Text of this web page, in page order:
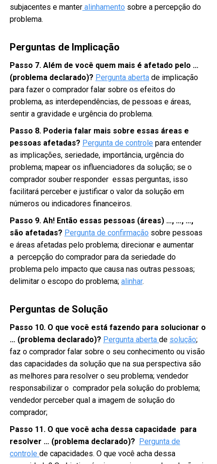
subjacentes e manter alinhamento sobre a percepção do
problema.
Perguntas de Implicação
Passo 7. Além de você quem mais é afetado pelo …
(problema declarado)? Pergunta aberta de implicação
para fazer o comprador falar sobre os efeitos do
problema, as interdependências, de pessoas e áreas,
sentir a gravidade e urgência do problema.
Passo 8. Poderia falar mais sobre essas áreas e
pessoas afetadas? Pergunta de controle para entender
as implicações, seriedade, importância, urgência do
problema; mapear os influenciadores da solução; se o
comprador souber responder essas perguntas, isso
facilitará perceber e justificar o valor da solução em
números ou indicadores financeiros.
Passo 9. Ah! Então essas pessoas (áreas) …, …, …,
são afetadas? Pergunta de confirmação sobre pessoas
e áreas afetadas pelo problema; direcionar e aumentar
a percepção do comprador para da seriedade do
problema pelo impacto que causa nas outras pessoas;
delimitar o escopo do problema; alinhar.
Perguntas de Solução
Passo 10. O que você está fazendo para solucionar o
… (problema declarado)? Pergunta aberta de solução;
faz o comprador falar sobre o seu conhecimento ou visão
das capacidades da solução que na sua perspectiva são
as melhores para resolver o seu problema; vendedor
responsabilizar o comprador pela solução do problema;
vendedor perceber qual a imagem de solução do
comprador;
Passo 11. O que você acha dessa capacidade para
resolver … (problema declarado)? Pergunta de
controle de capacidades. O que você acha dessa